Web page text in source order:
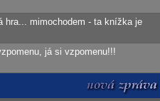
hra... mimochodem - ta knížka je
já si vzpomenu!!!